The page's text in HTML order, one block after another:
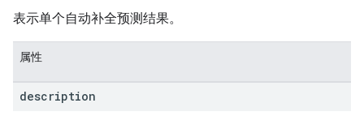
表示单个自动补全预测结果。
属性
description